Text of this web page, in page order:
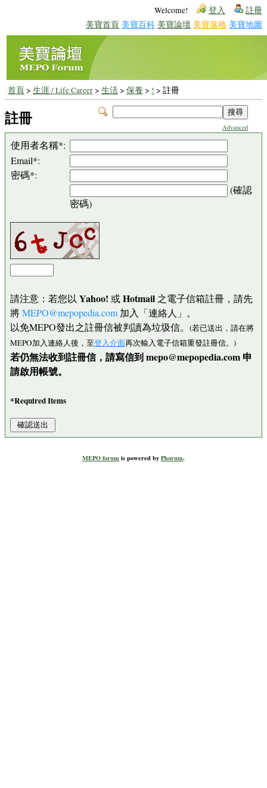
Welcome! 登入 註冊
美寶首頁 美寶百科 美寶論壇 美寶落格 美寶地圖
首頁> 生涯 / Life Career> 生活> 保養 > ! > 註冊
Advanced
註冊
使用者名稱*:
Email*:
密碼*:
(確認
密碼)
請注意：若您以 Yahoo! 或Hotmail 之電子信箱註冊，請先
將MEPO@mepopedia.com 加入「連絡人」。
以免MEPO發出之註冊信被判讀為垃圾信。 (若已送出，請在將
MEPO加入連絡人後，至登入介面再次輸入電子信箱重發註冊信。)
若仍無法收到註冊信，請寫信到 mepo@mepopedia.com 申
請啟用帳號。
*Required Items
MEPO forumis powered byPhorum.